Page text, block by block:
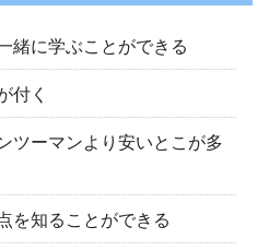
緒に学ぶことができる
付く
ツーマンより安いとこが多
を知ることができる